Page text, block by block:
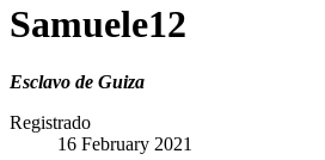
Samuele12
Esclavo de Guiza
Registrado
16 February 2021